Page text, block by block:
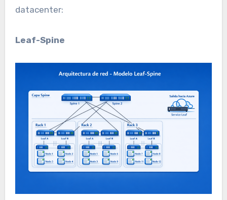
datacenter:
Leaf-Spine